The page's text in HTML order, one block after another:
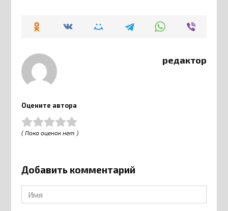
редактор
Оцените автора
( Пока оценок нет )
Добавить комментарий
Имя
*